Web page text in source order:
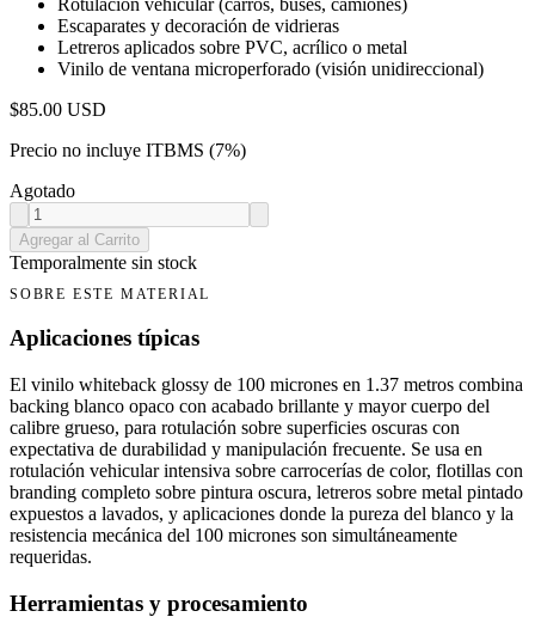
Escaparates y decoración de vidrieras
Letreros aplicados sobre PVC, acrílico o metal
Vinilo de ventana microperforado (visión unidireccional)
$85.00 USD
Precio no incluye ITBMS (7%)
Agotado
Agregar al Carrito
Temporalmente sin stock
SOBRE ESTE MATERIAL
Aplicaciones típicas
El vinilo whiteback glossy de 100 micrones en 1.37 metros combina
backing blanco opaco con acabado brillante y mayor cuerpo del
calibre grueso, para rotulación sobre superficies oscuras con
expectativa de durabilidad y manipulación frecuente. Se usa en
rotulación vehicular intensiva sobre carrocerías de color, flotillas con
branding completo sobre pintura oscura, letreros sobre metal pintado
expuestos a lavados, y aplicaciones donde la pureza del blanco y la
resistencia mecánica del 100 micrones son simultáneamente
requeridas.
Herramientas y procesamiento